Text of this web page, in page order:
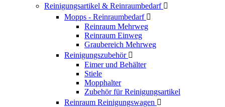
Reinigungsartikel & Reinraumbedarf 
Mopps - Reinraumbedarf 
Reinraum Mehrweg
Reinraum Einweg
Graubereich Mehrweg
Reinigungszubehör 
Eimer und Behälter
Stiele
Mopphalter
Zubehör für Reinigungsartikel
Reinraum Reinigungswagen 